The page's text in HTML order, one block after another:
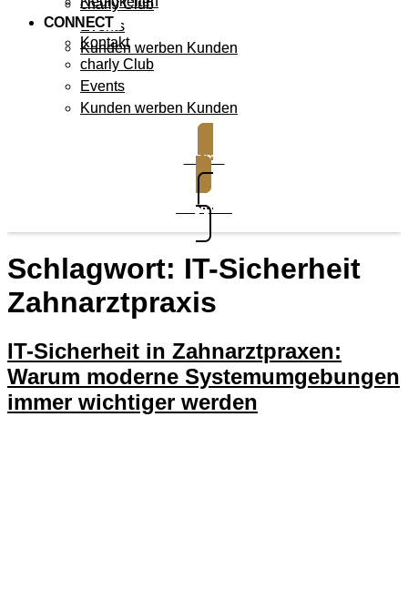
charly Club
Events
Kunden werben Kunden
CONNECT
Kontakt
charly Club
Events
Kunden werben Kunden
Demo
Support
Schlagwort: IT-Sicherheit
Zahnarztpraxis
IT-Sicherheit in Zahnarztpraxen:
Warum moderne Systemumgebungen
immer wichtiger werden